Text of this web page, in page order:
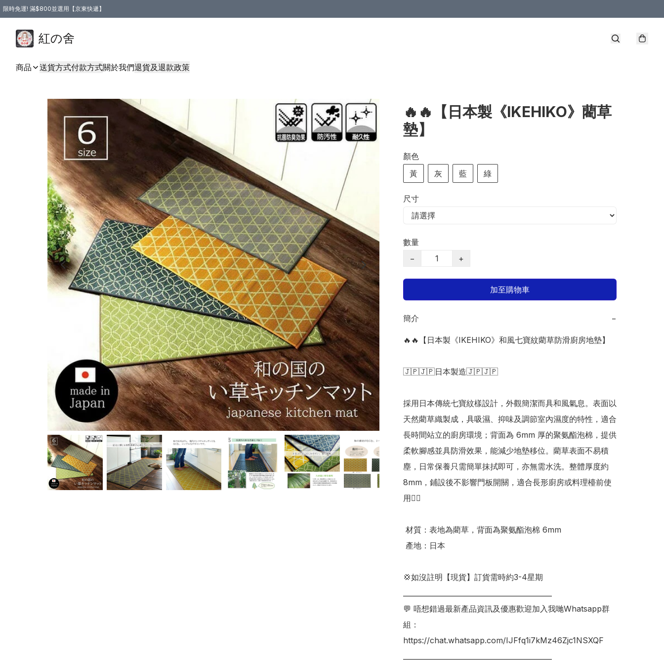
限時免運! 滿$800並選用【京東快遞】
紅の舍
商品 送貨方式付款方式關於我們退貨及退款政策
🔥🔥【日本製《IKEHIKO》藺草
墊】
顏色
黃
灰 藍 綠
尺寸
數量
−
+
加至購物車
簡介 −
🔥🔥【日本製《IKEHIKO》和風七寶紋藺草防滑廚房地墊】
🇯🇵🇯🇵日本製造🇯🇵🇯🇵
採用日本傳統七寶紋樣設計，外觀簡潔而具和風氣息。表面以
天然藺草織製成，具吸濕、抑味及調節室內濕度的特性，適合
長時間站立的廚房環境；背面為 6mm 厚的聚氨酯泡棉，提供
柔軟腳感並具防滑效果，能減少地墊移位。藺草表面不易積
塵，日常保養只需簡單抹拭即可，亦無需水洗。整體厚度約
8mm，鋪設後不影響門板開關，適合長形廚房或料理檯前使
用👍🏻
💢如沒註明【現貨】訂貨需時約3-4星期
💬 唔想錯過最新產品資訊及優惠歡迎加入我哋Whatsapp群
組：
https://chat.whatsapp.com/IJFfq1i7kMz46Zjc1NSXQF